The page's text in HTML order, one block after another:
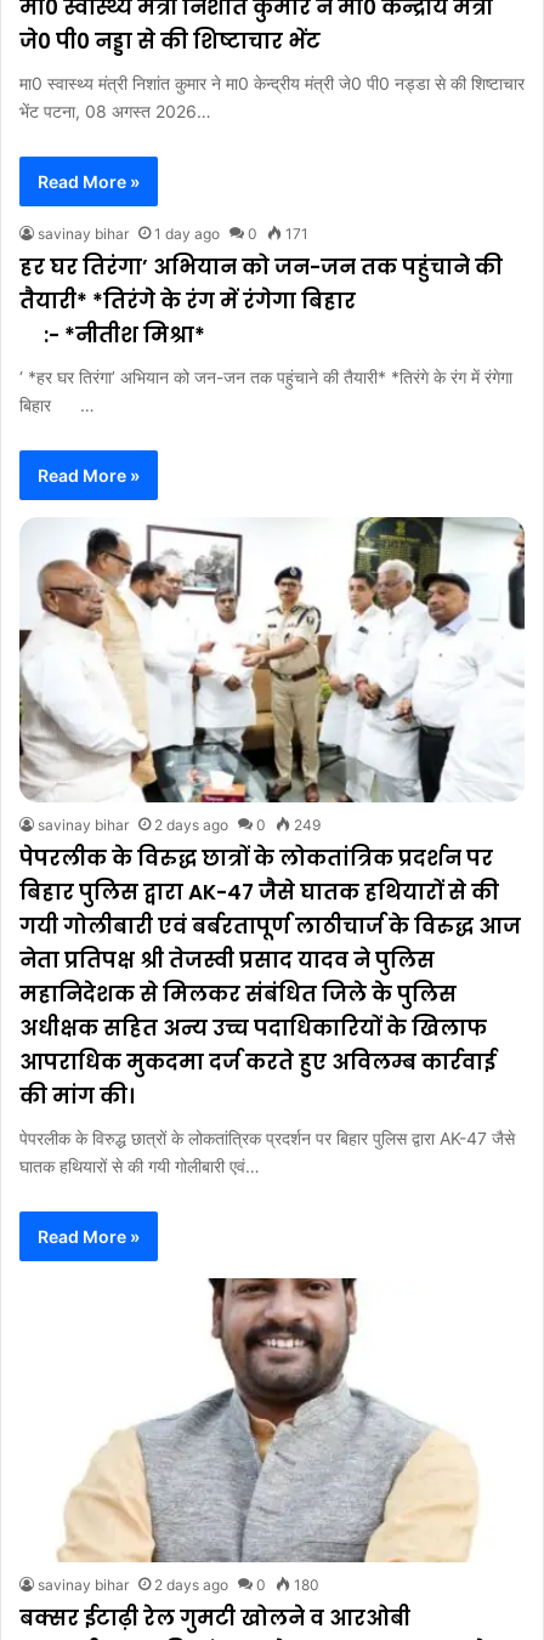
मा0 स्वास्थ्य मंत्री निशांत कुमार ने मा0 केन्द्रीय मंत्री
जे0 पी0 नड्डा से की शिष्टाचार भेंट
मा0 स्वास्थ्य मंत्री निशांत कुमार ने मा0 केन्द्रीय मंत्री जे0 पी0 नड्डा से की शिष्टाचार
भेंट पटना, 08 अगस्त 2026…
Read More »
savinay bihar 1 day ago 0 171
हर घर तिरंगा’ अभियान को जन-जन तक पहुंचाने की
तैयारी* *तिरंगे के रंग में रंगेगा बिहार
:- *नीतीश मिश्रा*
‘ *हर घर तिरंगा’ अभियान को जन-जन तक पहुंचाने की तैयारी* *तिरंगे के रंग में रंगेगा
बिहार …
Read More »
savinay bihar 2 days ago 0 249
पेपरलीक के विरुद्ध छात्रों के लोकतांत्रिक प्रदर्शन पर
बिहार पुलिस द्वारा AK-47 जैसे घातक हथियारों से की
गयी गोलीबारी एवं बर्बरतापूर्ण लाठीचार्ज के विरुद्ध आज
नेता प्रतिपक्ष श्री तेजस्वी प्रसाद यादव ने पुलिस
महानिदेशक से मिलकर संबंधित जिले के पुलिस
अधीक्षक सहित अन्य उच्च पदाधिकारियों के खिलाफ
आपराधिक मुकदमा दर्ज करते हुए अविलम्ब कार्रवाई
की मांग की।
पेपरलीक के विरुद्ध छात्रों के लोकतांत्रिक प्रदर्शन पर बिहार पुलिस द्वारा AK-47 जैसे
घातक हथियारों से की गयी गोलीबारी एवं…
Read More »
savinay bihar 2 days ago 0 180
बक्सर ईटाढ़ी रेल गुमटी खोलने व आरओबी